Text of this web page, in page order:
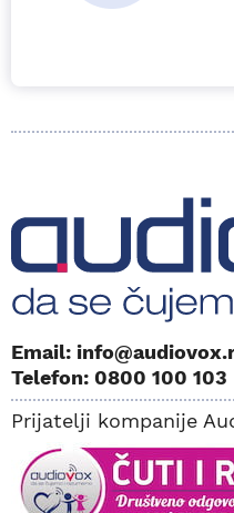
Email:
Telefon: 0800 100 103
Prijatelji kompanije